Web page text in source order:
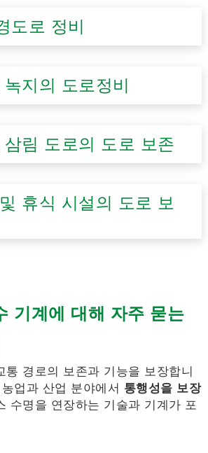
도로 정비
지의 도로정비
삼림 도로의 도로 보존
휴식 시설의 도로 보
기계에 대해 자주 묻는
통 경로의 보존과 기능을 보장합니
업과 산업 분야에서 통행성을 보장
수명을 연장하는 기술과 기계가 포